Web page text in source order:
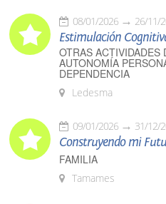
08/01/2026 26/11/
Estimulación
OTRAS
AUTONOMÍA
DEPENDENCIA
Ledesma
09/01/2026 31/12/
Construyendo mi
FAMILIA
Tamames